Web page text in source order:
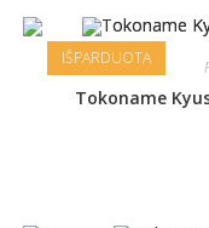
IŠPARDUOTA
Tokoname